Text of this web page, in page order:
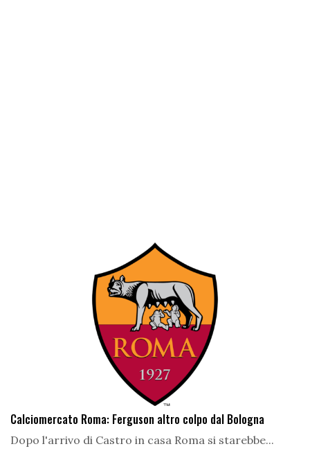
Calciomercato Roma: Ferguson altro colpo dal Bologna
Dopo l'arrivo di Castro in casa Roma si starebbe...